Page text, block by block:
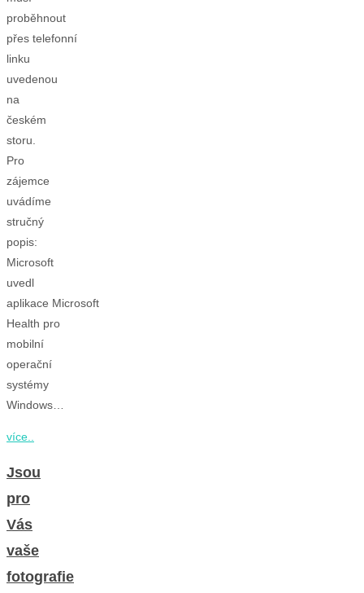
proběhnout
přes telefonní
linku
uvedenou
na
českém
storu.
Pro
zájemce
uvádíme
stručný
popis:
Microsoft
uvedl
aplikace Microsoft
Health pro
mobilní
operační
systémy
Windows…
více..
Jsou
pro
Vás
vaše
fotografie